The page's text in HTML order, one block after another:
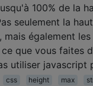
100% de la
seulement la
mais également
que vous faites
utiliser javascript
css height max